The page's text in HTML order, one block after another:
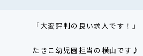
「大変評判の良い求人です！」
たきこ幼児園担当の横山です♪